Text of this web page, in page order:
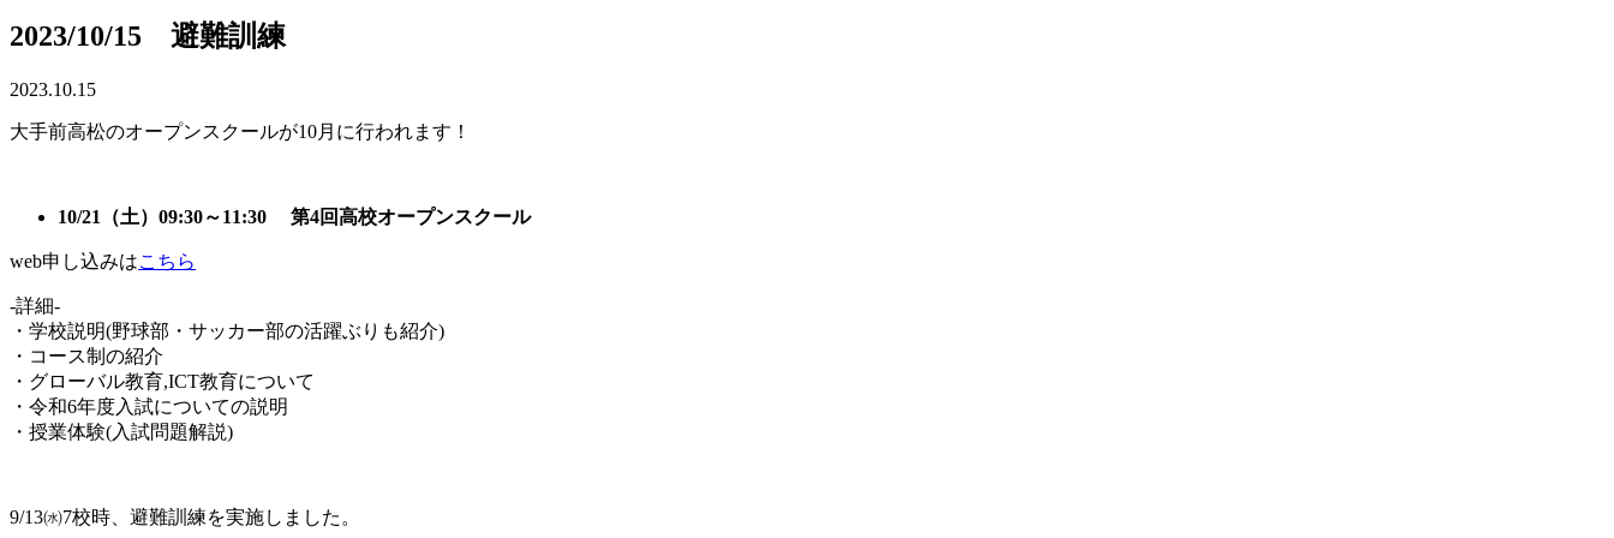
2023/10/15 避難訓練
2023.10.15
大手前高松のオープンスクールが10月に行われます！
10/21（土）09:30～11:30 第4回高校オープンスクール
web申し込みはこちら
-詳細-
・学校説明(野球部・サッカー部の活躍ぶりも紹介)
・コース制の紹介
・グローバル教育,ICT教育について
・令和6年度入試についての説明
・授業体験(入試問題解説)
9/13㈬7校時、避難訓練を実施しました。